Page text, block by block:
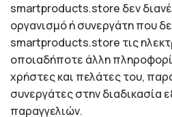
smartproducts.store δεν
οργανισμό ή συνεργάτη που
smartproducts.store τις
οποιαδήποτε άλλη
χρήστες και πελάτες του,
συνεργάτες στην διαδικασία
παραγγελιών.